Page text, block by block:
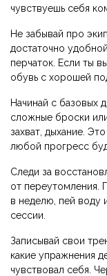
чувствуешь себя
Не забывай про
достаточно
перчаток. Если ты
обувь с хорошей
Начинай с базовых
сложные броски
захват, дыхание.
любой прогресс
Следи за
от переутомления.
в неделю, пей воду
сессии.
Записывай свои
какие упражнения
чувствовал себя.